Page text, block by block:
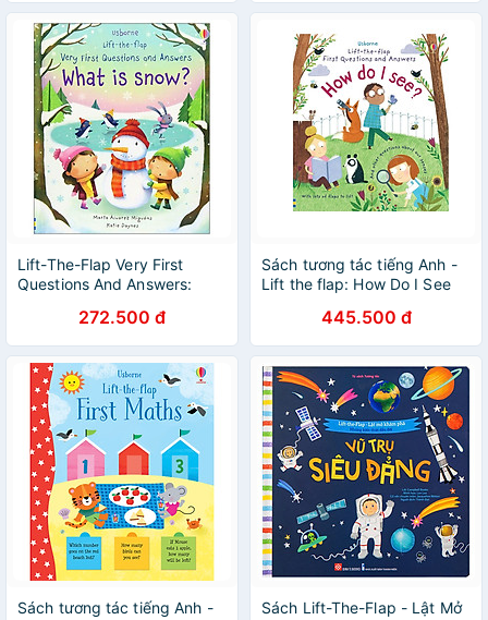
Lift-The-Flap Very First
Questions And Answers:
272.500 đ
Sách tương tác tiếng Anh -
Lift the flap: How Do I See
445.500 đ
Sách tương tác tiếng Anh -
Sách Lift-The-Flap - Lật Mở